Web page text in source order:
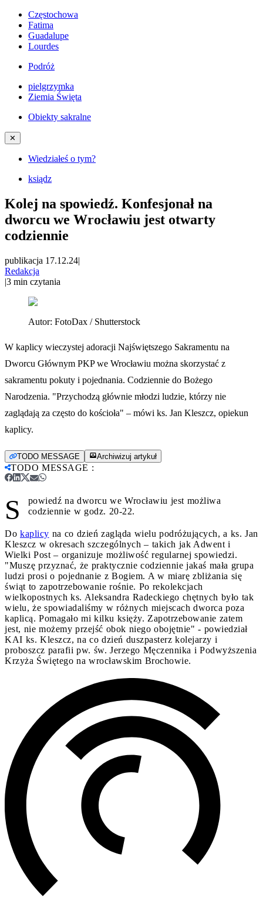
Częstochowa
Fatima
Guadalupe
Lourdes
Podróż
pielgrzymka
Ziemia Święta
Obiekty sakralne
✕
Wiedziałeś o tym?
ksiądz
Kolej na spowiedź. Konfesjonał na
dworcu we Wrocławiu jest otwarty
codziennie
publikacja 17.12.24|
Redakcja
|3 min czytania
Autor: FotoDax / Shutterstock
W kaplicy wieczystej adoracji Najświętszego Sakramentu na
Dworcu Głównym PKP we Wrocławiu można skorzystać z
sakramentu pokuty i pojednania. Codziennie do Bożego
Narodzenia. "Przychodzą głównie młodzi ludzie, którzy nie
zaglądają za często do kościoła" – mówi ks. Jan Kleszcz, opiekun
kaplicy.
TODO MESSAGE Archiwizuj artykuł
TODO MESSAGE :
S
powiedź na dworcu we Wrocławiu jest możliwa
codziennie w godz. 20-22.
Do kaplicy na co dzień zagląda wielu podróżujących, a ks. Jan
Kleszcz w okresach szczególnych – takich jak Adwent i
Wielki Post – organizuje możliwość regularnej spowiedzi.
"Muszę przyznać, że praktycznie codziennie jakaś mała grupa
ludzi prosi o pojednanie z Bogiem. A w miarę zbliżania się
świąt to zapotrzebowanie rośnie. Po rekolekcjach
wielkopostnych ks. Aleksandra Radeckiego chętnych było tak
wielu, że spowiadaliśmy w różnych miejscach dworca poza
kaplicą. Pomagało mi kilku księży. Zapotrzebowanie zatem
jest, nie możemy przejść obok niego obojętnie" - powiedział
KAI ks. Kleszcz, na co dzień duszpasterz kolejarzy i
proboszcz parafii pw. św. Jerzego Męczennika i Podwyższenia
Krzyża Świętego na wrocławskim Brochowie.